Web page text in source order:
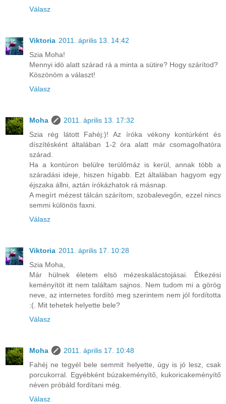
Válasz
Viktoria 2011. április 13. 14:42
Szia Moha!
Mennyi idö alatt szárad rá a minta a sütire? Hogy szárítod?
Köszönöm a választ!
Válasz
Moha
2011. április 13. 17:32
Szia rég látott Fahéj:)! Az íróka vékony kontúrként és
díszítésként általában 1-2 óra alatt már csomagolhatóra
szárad.
Ha a kontúron belülre terülőmáz is kerül, annak több a
száradási ideje, hiszen hígabb. Ezt általában hagyom egy
éjszaka állni, aztán írókázhatok rá másnap.
A megírt mézest tálcán szárítom, szobalevegőn, ezzel nincs
semmi különös faxni.
Válasz
Viktoria 2011. április 17. 10:28
Szia Moha,
Már hülnek életem elsö mézeskalácstojásai. Étkezési
keményítöt itt nem találtam sajnos. Nem tudom mi a görög
neve, az internetes fordító meg szerintem nem jól fordította
:(. Mit tehetek helyette bele?
Válasz
Moha
2011. április 17. 10:48
Fahéj ne tegyél bele semmit helyette, úgy is jó lesz, csak
porcukorral. Egyébként búzakeményítő, kukoricakeményítő
néven próbáld fordítani még.
Válasz